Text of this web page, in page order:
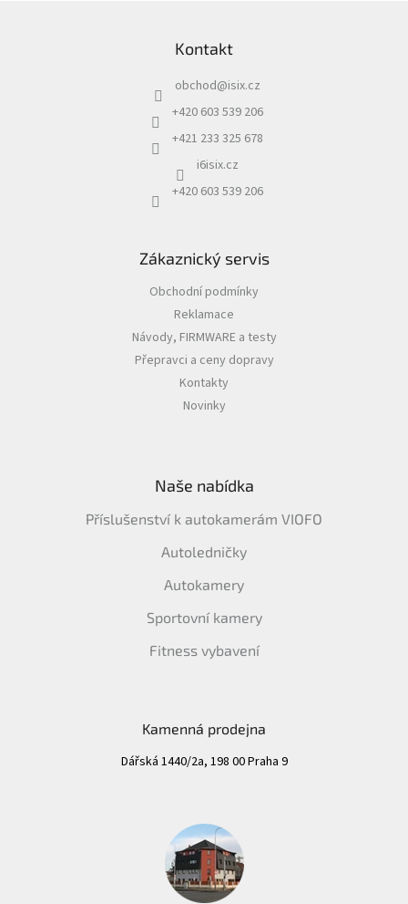
Kontakt
obchod@isix.cz
+420 603 539 206
+421 233 325 678
i6isix.cz
+420 603 539 206
Zákaznický servis
Obchodní podmínky
Reklamace
Návody, FIRMWARE a testy
Přepravci a ceny dopravy
Kontakty
Novinky
Naše nabídka
Příslušenství k autokamerám VIOFO
Autoledničky
Autokamery
Sportovní kamery
Fitness vybavení
Kamenná prodejna
Dářská 1440/2a, 198 00 Praha 9